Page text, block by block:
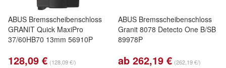
ABUS Bremsscheibenschloss
GRANIT Quick MaxiPro
37/60HB70 13mm 56910P
128,09 € (128,09 €/)
ABUS Bremsscheibenschloss
Granit 8078 Detecto One B/SB
89978P
ab 262,19 € (262,19 €/)